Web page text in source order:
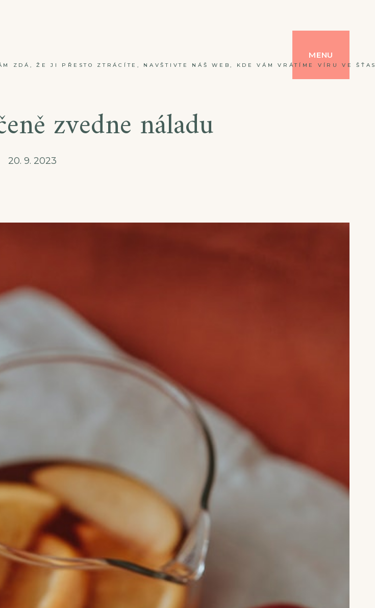
ZDÁ, ŽE JI PŘESTO ZTRÁCÍTE, NAVŠTIVTE NÁŠ WEB, KDE VÁM VRÁTÍME VÍRU VE
MENU
zvedne náladu
20. 9. 2023